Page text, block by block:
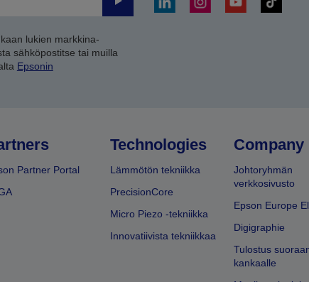
Lähetä
lukien markkina-
sähköpostitse tai muilla
Epsonin
Partner Portal
Technologies
Lämmötön tekniikka
PrecisionCore
Micro Piezo -tekniikka
Innovatiivista tekniikkaa
Company
Johtoryhmän
verkkosivusto
Epson Europe
Digigraphie
Tulostus
kankaalle